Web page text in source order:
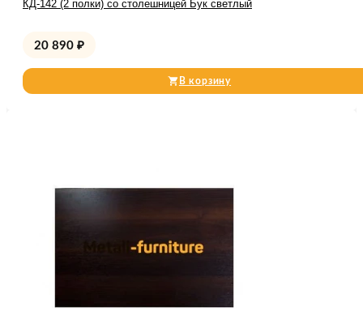
КД-142 (2 полки) со столешницей Бук светлый
20 890 ₽
В корзину